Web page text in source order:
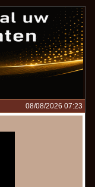
08/08/2026 07:23